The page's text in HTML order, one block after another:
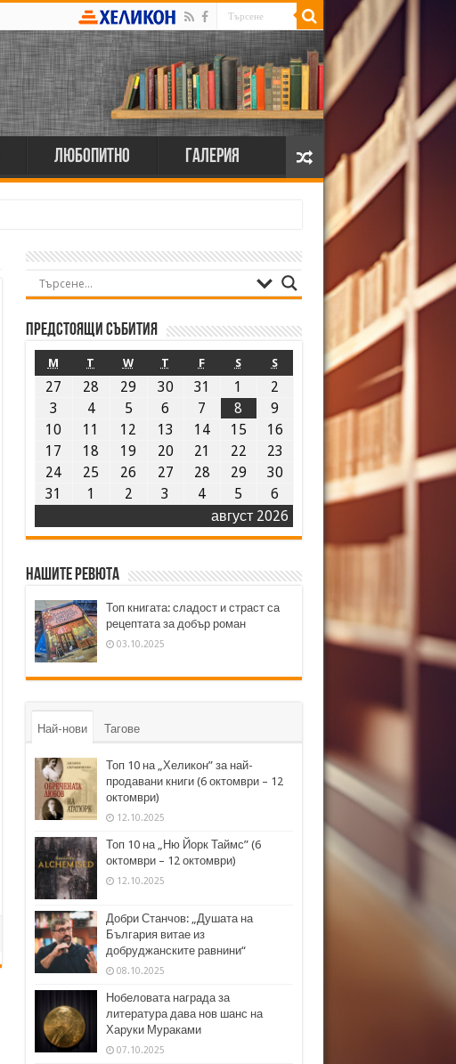
Любопитно Галерия
Предстоящи събития
август 2026
M T W T F S S
27 28 29 30 31 1
2
3
4 5 6 7 8
9
10
11 12 13 14 15
16
17
18 19 20 21 22
23
24
25 26 27 28 29
30
31
1 2 3 4 5 6
Нашите ревюта
Топ книгата: сладост и страст са
рецептата за добър роман
03.10.2025
Най-нови Тагове
Топ 10 на „Хеликон” за най-
продавани книги (6 октомври – 12
октомври)
12.10.2025
Топ 10 на „Ню Йорк Таймс” (6
октомври – 12 октомври)
12.10.2025
Добри Станчов: „Душата на
България витае из
добруджанските равнини“
08.10.2025
Нобеловата награда за
литература дава нов шанс на
Харуки Мураками
07.10.2025